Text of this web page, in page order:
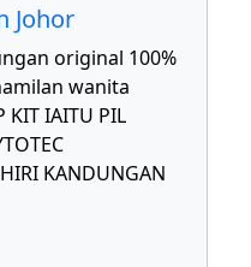
Johor
original 100%
wanita
IAITU PIL
KANDUNGAN